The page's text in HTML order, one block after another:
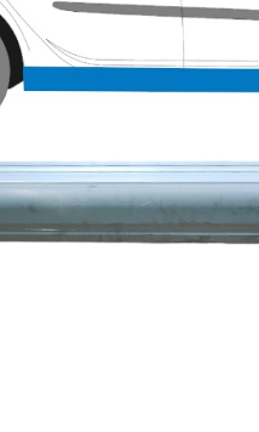
MAN
Mazda
Nissan
Opel Vauxhall